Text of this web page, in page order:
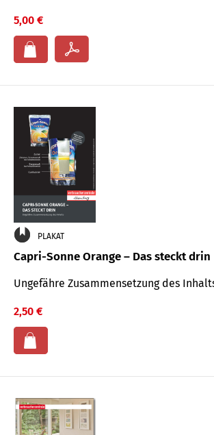
5,00 €
PLAKAT
Capri-Sonne Orange – Das steckt drin
Ungefähre Zu­sammen­setzung des
2,50 €